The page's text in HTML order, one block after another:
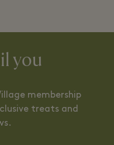
you
membership
treats and